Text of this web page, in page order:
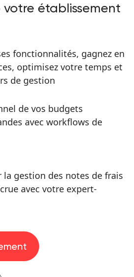
votre établissement
fonctionnalités, gagnez en
optimisez votre temps et
de gestion
de vos budgets
avec workflows de
gestion des notes de frais
avec votre expert-